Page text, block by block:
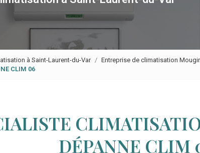
à Saint-Laurent-du-Var
Entreprise de climatisation
CLIM 06
DÉPANNE CLIM